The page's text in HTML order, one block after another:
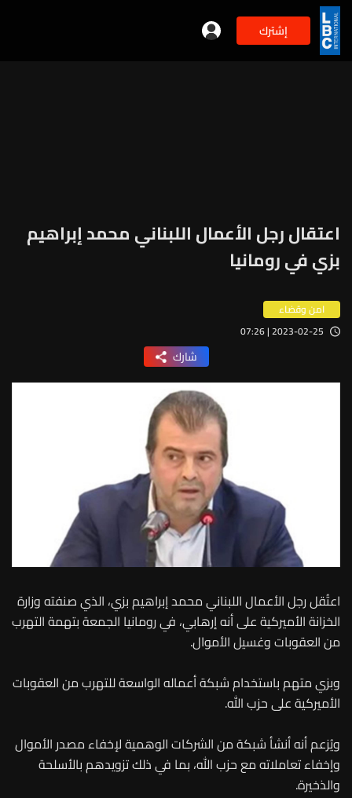
إشترك
اعتقال رجل الأعمال اللبناني محمد إبراهيم
بزي في رومانيا
امن وقضاء
2023-02-25 | 07:26
شارك
اعتُقل رجل الأعمال اللبناني محمد إبراهيم بزي، الذي صنفته وزارة
الخزانة الأميركية على أنه إرهابي، في رومانيا الجمعة بتهمة التهرب
من العقوبات وغسيل الأموال.
وبزي متهم باستخدام شبكة أعماله الواسعة للتهرب من العقوبات
الأميركية على حزب الله.
ويُزعم أنه أنشأ شبكة من الشركات الوهمية لإخفاء مصدر الأموال
وإخفاء تعاملاته مع حزب الله، بما في ذلك تزويدهم بالأسلحة
والذخيرة.